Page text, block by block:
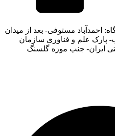
احمدآباد مستوفی- بعد از میدان
پارک علم و فناوری سازمان
ایران- جنب موزه گلسنگ